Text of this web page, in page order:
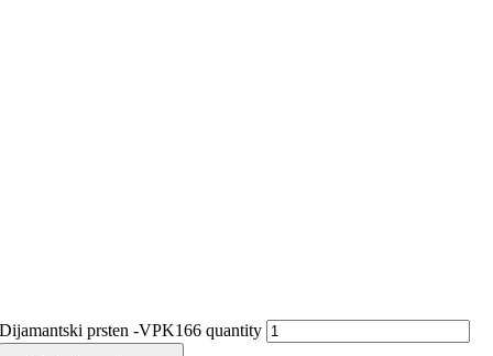
Dijamantski prsten -VPK166 quantity